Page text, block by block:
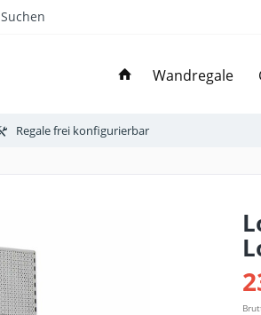
Suchen
Wandregale
Regale frei konfigurierbar